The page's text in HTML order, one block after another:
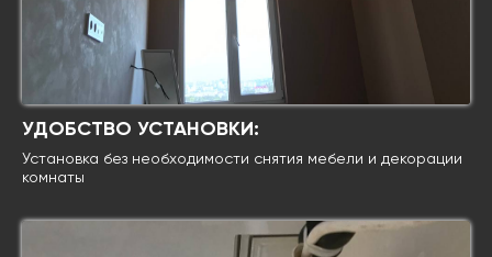
УДОБСТВО УСТАНОВКИ:
Установка без необходимости снятия мебели и декорации
комнаты